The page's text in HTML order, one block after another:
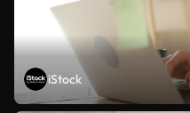
iStock